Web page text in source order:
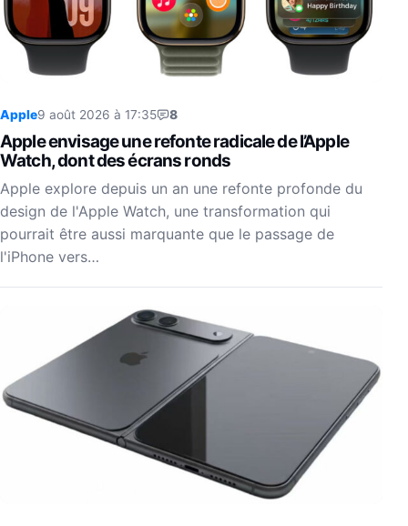
Apple9 août 2026 à 17:35 8
Apple envisage une refonte radicale de l’Apple
Watch, dont des écrans ronds
Apple explore depuis un an une refonte profonde du
design de l'Apple Watch, une transformation qui
pourrait être aussi marquante que le passage de
l'iPhone vers…